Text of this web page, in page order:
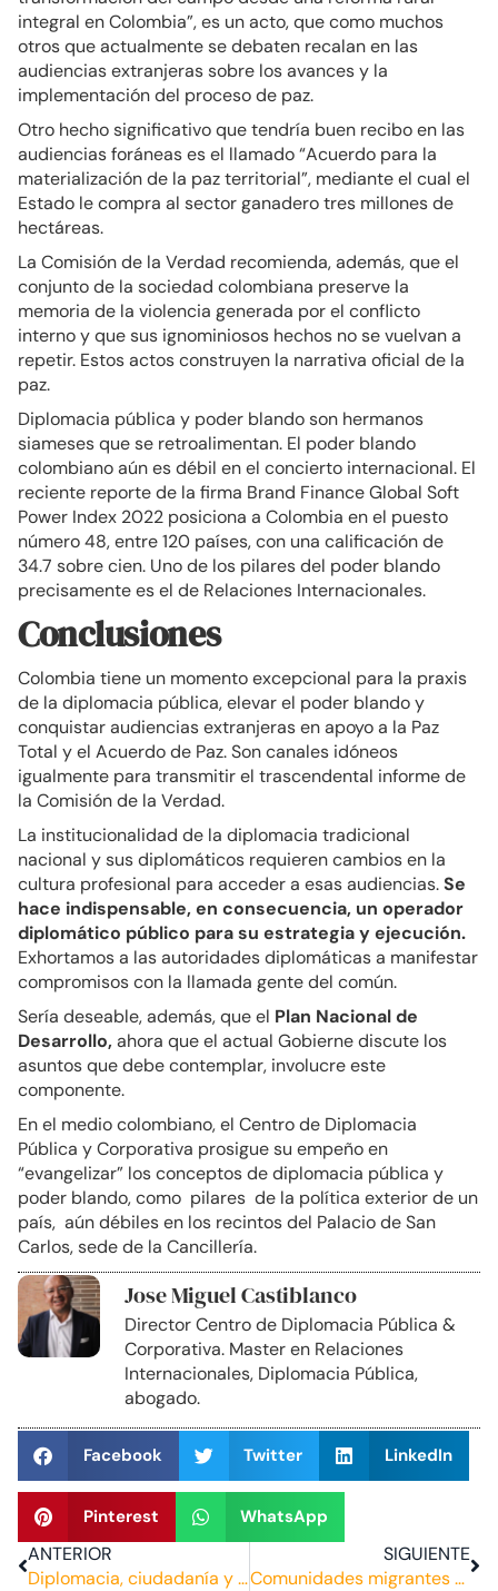
integral en Colombia”, es un acto, que como muchos
otros que actualmente se debaten recalan en las
audiencias extranjeras sobre los avances y la
implementación del proceso de paz.
Otro hecho significativo que tendría buen recibo en las
audiencias foráneas es el llamado “Acuerdo para la
materialización de la paz territorial”, mediante el cual el
Estado le compra al sector ganadero tres millones de
hectáreas.
La Comisión de la Verdad recomienda, además, que el
conjunto de la sociedad colombiana preserve la
memoria de la violencia generada por el conflicto
interno y que sus ignominiosos hechos no se vuelvan a
repetir. Estos actos construyen la narrativa oficial de la
paz.
Diplomacia pública y poder blando son hermanos
siameses que se retroalimentan. El poder blando
colombiano aún es débil en el concierto internacional. El
reciente reporte de la firma Brand Finance Global Soft
Power Index 2022 posiciona a Colombia en el puesto
número 48, entre 120 países, con una calificación de
34.7 sobre cien. Uno de los pilares del poder blando
precisamente es el de Relaciones Internacionales.
Conclusiones
Colombia tiene un momento excepcional para la praxis
de la diplomacia pública, elevar el poder blando y
conquistar audiencias extranjeras en apoyo a la Paz
Total y el Acuerdo de Paz. Son canales idóneos
igualmente para transmitir el trascendental informe de
la Comisión de la Verdad.
La institucionalidad de la diplomacia tradicional
nacional y sus diplomáticos requieren cambios en la
cultura profesional para acceder a esas audiencias.Se
hace indispensable, en consecuencia, un operador
diplomático público para su estrategia y ejecución.
Exhortamos a las autoridades diplomáticas a manifestar
compromisos con la llamada gente del común.
Sería deseable, además, que el Plan Nacional de
Desarrollo,ahora que el actual Gobierne discute los
asuntos que debe contemplar, involucre este
componente.
En el medio colombiano, el Centro de Diplomacia
Pública y Corporativa prosigue su empeño en
“evangelizar” los conceptos de diplomacia pública y
poder blando, como pilares de la política exterior de un
país, aún débiles en los recintos del Palacio de San
Carlos, sede de la Cancillería.
Jose Miguel Castiblanco
Director Centro de Diplomacia Pública &
Corporativa. Master en Relaciones
Internacionales, Diplomacia Pública,
abogado.
Facebook Twitter LinkedIn
Pinterest WhatsApp
ANTERIOR
Diplomacia, ciudadanía y poder blando
SIGUIENTE
Comunidades migrantes y la diplomacia pública